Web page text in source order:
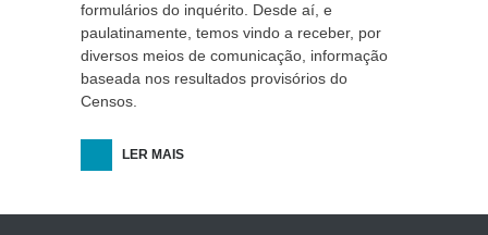
formulários do inquérito. Desde aí, e
paulatinamente, temos vindo a receber, por
diversos meios de comunicação, informação
baseada nos resultados provisórios do
Censos.
LER MAIS